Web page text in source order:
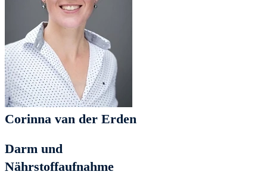
Corinna van der Erden
Darm und
Nährstoffaufnahme